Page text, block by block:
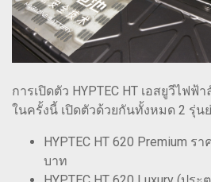
การเปิดตัว HYPTEC HT เอสยูวีไฟฟ้
ในครั้งนี้ เปิดตัวด้วยกันทั้งหมด 2 รุ่น
HYPTEC HT 620 Premium ร
บาท